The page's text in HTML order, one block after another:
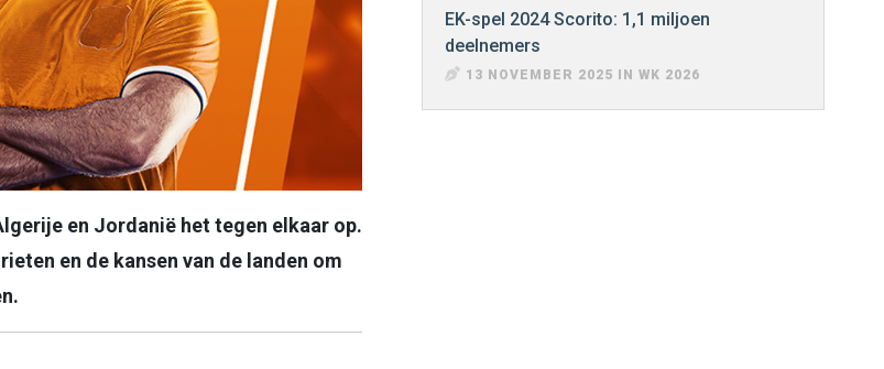
en Jordanië het tegen elkaar op.
en de kansen van de landen om
EK-spel 2024 Scorito: 1,1 miljoen
deelnemers
13 NOVEMBER 2025 IN WK 2026